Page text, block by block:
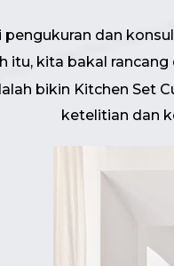
dan
itu, kita bakal rancang
bikin Kitchen Set
ketelitian dan